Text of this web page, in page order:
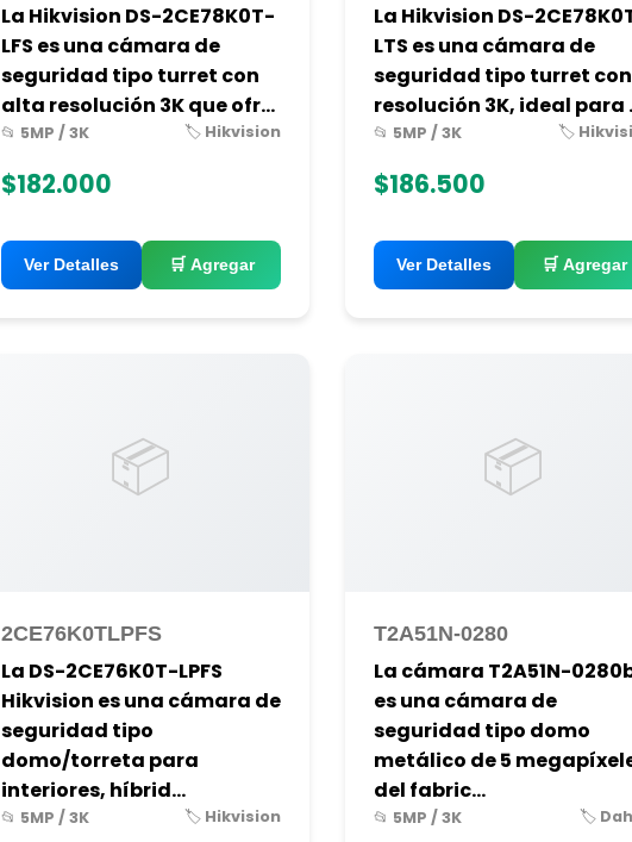
La Hikvision DS-2CE78K0T-
LFS es una cámara de
seguridad tipo turret con
alta resolución 3K que ofr...
📂 5MP / 3K 🏷️ Hikvision
$182.000
Ver Detalles 🛒 Agregar
La Hikvision DS-
LTS es una cámara de
seguridad tipo turret con
resolución 3K, ideal para
📂 5MP / 3K 🏷️
$186.500
Ver Detalles 🛒 Agregar
📦
2CE76K0TLPFS
La DS-2CE76K0T-LPFS
Hikvision es una cámara de
seguridad tipo
domo/torreta para
interiores, híbrid...
📂 5MP / 3K 🏷️ Hikvision
📦
T2A51N-0280
La cámara T2A51N-
es una cámara de
seguridad tipo domo
metálico de 5
del fabric...
📂 5MP / 3K 🏷️